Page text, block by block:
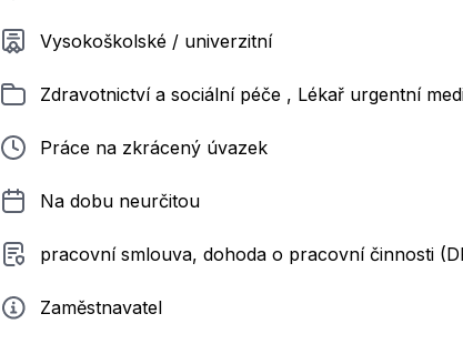
Požadované vzdělání
Vysokoškolské / univerzitní
ZařazenoZdravotnictví a sociální péče , Lékař urgentní
Typ pracovního poměru
Práce na zkrácený úvazek
Délka pracovního poměru
Na dobu neurčitou
Typ smluvního vztahu
pracovní smlouva, dohoda o pracovní činnosti
ZadavatelZaměstnavatel